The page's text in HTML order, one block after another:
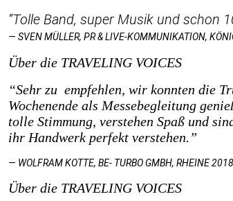
“Tolle Band, super Musik und schon
— SVEN MÜLLER, PR & LIVE-KOMMUNIKATION,
Über die TRAVELING VOICES
“Sehr zu empfehlen, wir konnten die
Wochenende als Messebegleitung
tolle Stimmung, verstehen Spaß und
ihr Handwerk perfekt verstehen.”
— WOLFRAM KOTTE, BE- TURBO GMBH, RHEINE 2018
Über die TRAVELING VOICES